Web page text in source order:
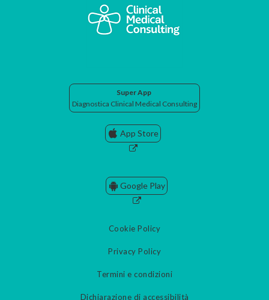
Super App
Diagnostica Clinical Medical Consulting
App Store
Google Play
Cookie Policy
Privacy Policy
Termini e condizioni
Dichiarazione di accessibilità